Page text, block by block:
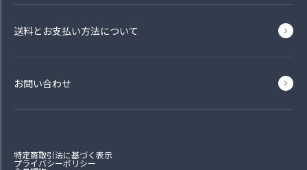
送料とお支払い方法について
お問い合わせ
特定商取引法に基づく表示
プライバシーポリシー